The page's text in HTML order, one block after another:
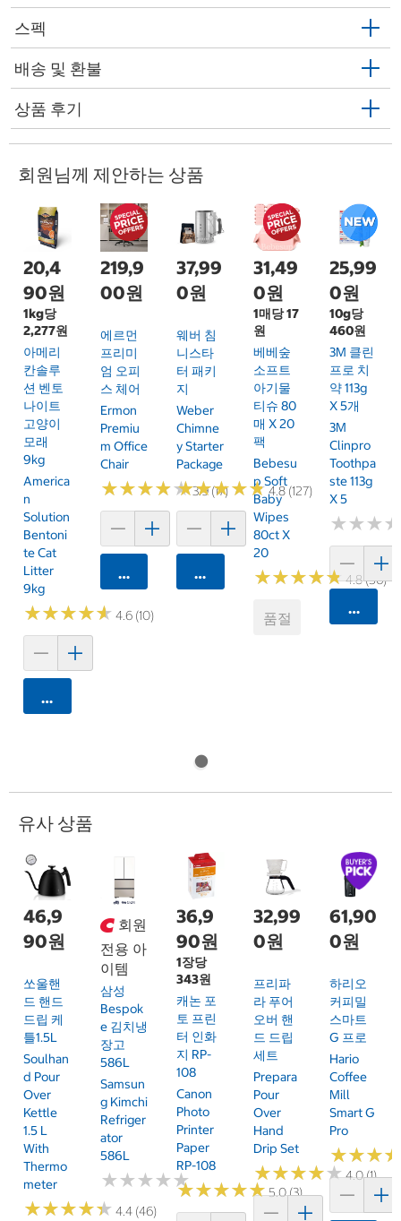
스펙
배송 및 환불
상품 후기
회원님께 제안하는 상품
20,4
90원
1kg당
2,277원
아메리
칸솔루
션 벤토
나이트
고양이
모래
9kg
America
N
Solution
Bentoni
Te Cat
Litter
9kg
★★★★★
★★★★★ 4.6 (10)
카트에 담기
219,9
00원
에르먼
프리미
엄 오피
스 체어
Ermon
Premiu
M Office
Chair
★★★★★
★★★★★3.9 (17)
카트에 담기
37,99
0원
웨버 침
니스타
터 패키
지
Weber
Chimne
Y Starter
Package
★★★★★
★★★★★4.8 (127)
카트에 담기
31,49
0원
1매당 17
원
베베숲
소프트
아기물
티슈 80
매 X 20
팩
Bebesu
P Soft
Baby
Wipes
80ct X
20
★★★★★
★★★★★4.8 (56)
품절
25,99
0원
10g당
460원
3M 클린
프로 치
약 113g
X 5개
3M
Clinpro
Toothpa
Ste 113g
X 5
★★★
★★★
카트에
유사 상품
46,9
90원
쏘울핸
드 핸드
드립 케
틀1.5L
Soulhan
D Pour
Over
Kettle
1.5 L
With
Thermo
Meter
★★★★★
★★★★★ 4.4 (46)
회원
전용 아
이템
삼성
Bespok
E 김치냉
장고
586L
Samsun
G Kimchi
Refriger
Ator
586L
★★★★★
★★★★★
36,9
90원
1장당
343원
캐논 포
토 프린
터 인화
지 RP-
108
Canon
Photo
Printer
Paper
RP-108
★★★★★
★★★★★5.0 (3)
32,99
0원
프리파
라 푸어
오버 핸
드 드립
세트
Prepara
Pour
Over
Hand
Drip Set
★★★★★
★★★★★4.0 (1)
61,90
0원
하리오
커피밀
스마트
G 프로
Hario
Coffee
Mill
Smart G
Pro
★★★
★★★